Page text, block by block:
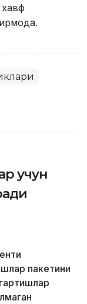
учун
пакетини